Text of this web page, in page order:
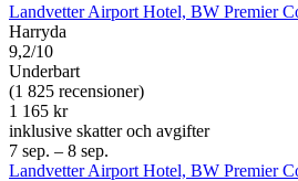
Landvetter Airport Hotel, BW Premier
Harryda
9,2/10
Underbart
(1 825 recensioner)
1 165 kr
inklusive skatter och avgifter
7 sep. – 8 sep.
Landvetter Airport Hotel, BW Premier